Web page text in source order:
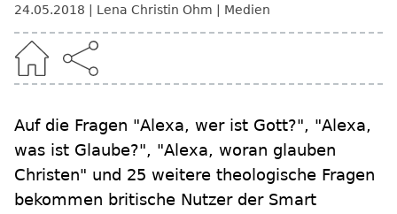
24.05.2018 Lena Christin Ohm Medien
Auf die Fragen "Alexa, wer ist Gott?", "Alexa,
was ist Glaube?", "Alexa, woran glauben
Christen" und 25 weitere theologische Fragen
bekommen britische Nutzer der Smart